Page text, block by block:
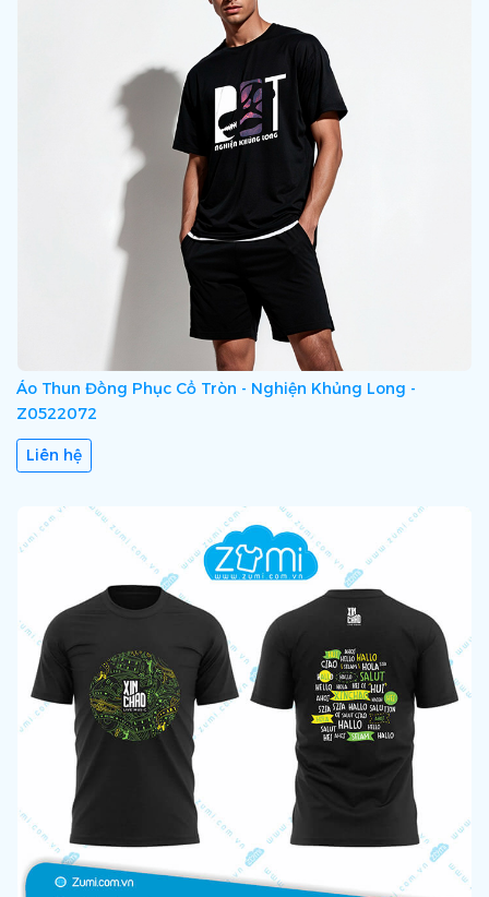
Áo Thun Đồng Phục Cổ Tròn - Nghiện Khủng Long -
Z0522072
Liên hệ